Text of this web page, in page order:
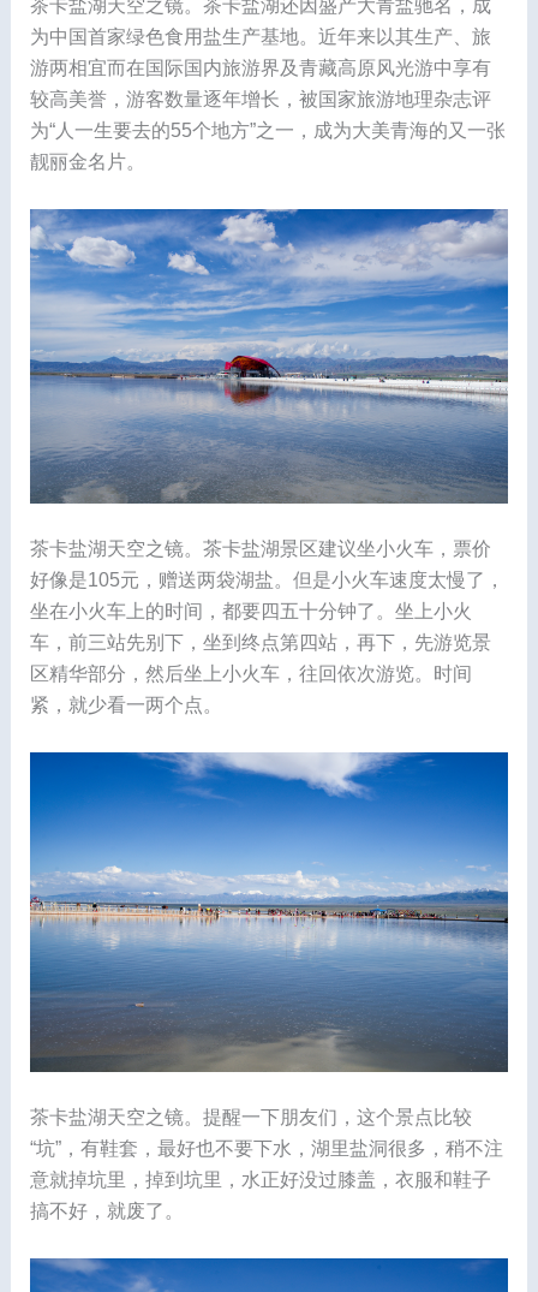
茶卡盐湖天空之镜。茶卡盐湖还因盛产大青盐驰名，成
为中国首家绿色食用盐生产基地。近年来以其生产、旅
游两相宜而在国际国内旅游界及青藏高原风光游中享有
较高美誉，游客数量逐年增长，被国家旅游地理杂志评
为“人一生要去的55个地方”之一，成为大美青海的又一张
靓丽金名片。
茶卡盐湖天空之镜。茶卡盐湖景区建议坐小火车，票价
好像是105元，赠送两袋湖盐。但是小火车速度太慢了，
坐在小火车上的时间，都要四五十分钟了。坐上小火
车，前三站先别下，坐到终点第四站，再下，先游览景
区精华部分，然后坐上小火车，往回依次游览。时间
紧，就少看一两个点。
茶卡盐湖天空之镜。提醒一下朋友们，这个景点比较
“坑”，有鞋套，最好也不要下水，湖里盐洞很多，稍不注
意就掉坑里，掉到坑里，水正好没过膝盖，衣服和鞋子
搞不好，就废了。